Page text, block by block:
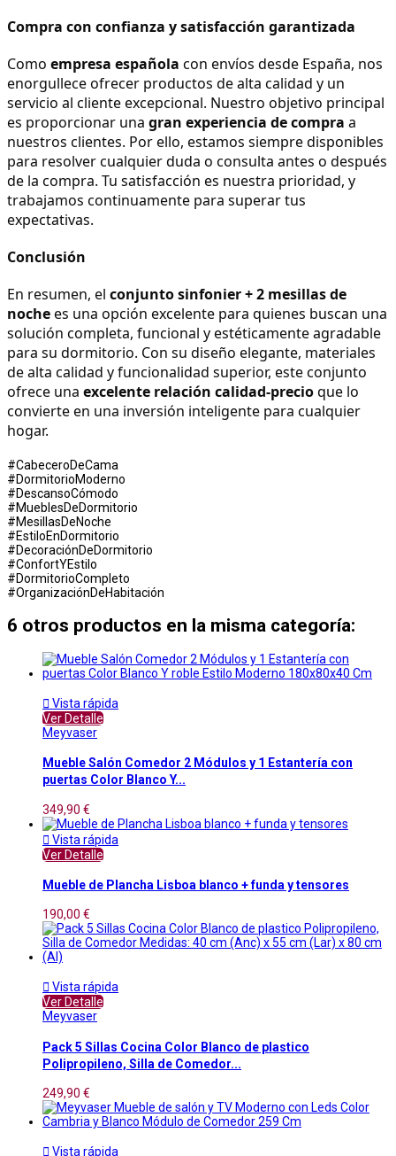
Compra con confianza y satisfacción garantizada
Como empresa española con envíos desde España, nos
enorgullece ofrecer productos de alta calidad y un
servicio al cliente excepcional. Nuestro objetivo principal
es proporcionar una gran experiencia de compra a
nuestros clientes. Por ello, estamos siempre disponibles
para resolver cualquier duda o consulta antes o después
de la compra. Tu satisfacción es nuestra prioridad, y
trabajamos continuamente para superar tus
expectativas.
Conclusión
En resumen, el conjunto sinfonier + 2 mesillas de
noche es una opción excelente para quienes buscan una
solución completa, funcional y estéticamente agradable
para su dormitorio. Con su diseño elegante, materiales
de alta calidad y funcionalidad superior, este conjunto
ofrece una excelente relación calidad-precio que lo
convierte en una inversión inteligente para cualquier
hogar.
#CabeceroDeCama
#DormitorioModerno
#DescansoCómodo
#MueblesDeDormitorio
#MesillasDeNoche
#EstiloEnDormitorio
#DecoraciónDeDormitorio
#ConfortYEstilo
#DormitorioCompleto
#OrganizaciónDeHabitación
6 otros productos en la misma categoría:
 Vista rápida
Ver Detalle
Meyvaser
Mueble Salón Comedor 2 Módulos y 1 Estantería con
puertas Color Blanco Y...
349,90 €
 Vista rápida
Ver Detalle
Mueble de Plancha Lisboa blanco + funda y tensores
190,00 €
 Vista rápida
Ver Detalle
Meyvaser
Pack 5 Sillas Cocina Color Blanco de plastico
Polipropileno, Silla de Comedor...
249,90 €
 Vista rápida